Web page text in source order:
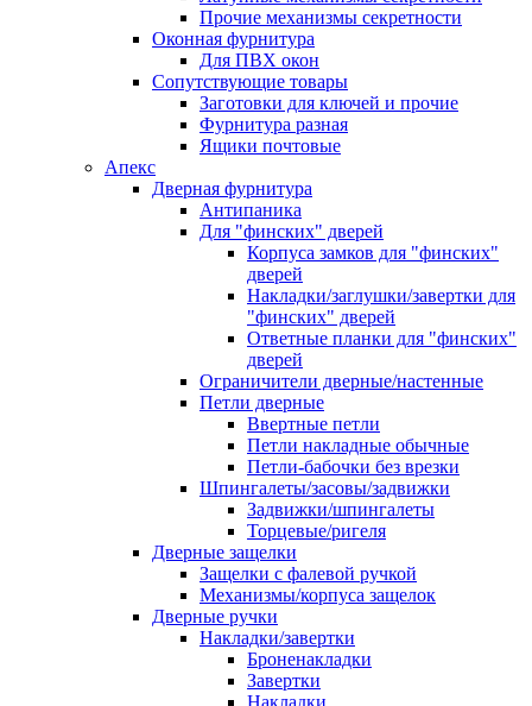
Прочие механизмы секретности
Оконная фурнитура
Для ПВХ окон
Сопутствующие товары
Заготовки для ключей и прочие
Фурнитура разная
Ящики почтовые
Апекс
Дверная фурнитура
Антипаника
Для "финских" дверей
Корпуса замков для "финских"
дверей
Накладки/заглушки/завертки для
"финских" дверей
Ответные планки для "финских"
дверей
Ограничители дверные/настенные
Петли дверные
Ввертные петли
Петли накладные обычные
Петли-бабочки без врезки
Шпингалеты/засовы/задвижки
Задвижки/шпингалеты
Торцевые/ригеля
Дверные защелки
Защелки с фалевой ручкой
Механизмы/корпуса защелок
Дверные ручки
Накладки/завертки
Броненакладки
Завертки